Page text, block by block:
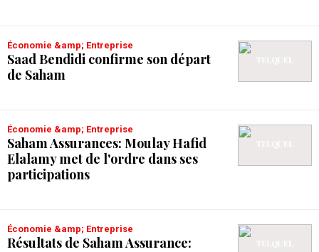
Économie &amp; Entreprise
Saad Bendidi confirme son départ
de Saham
Économie &amp; Entreprise
Saham Assurances: Moulay Hafid
Elalamy met de l'ordre dans ses
participations
Économie &amp; Entreprise
Résultats de Saham Assurance: